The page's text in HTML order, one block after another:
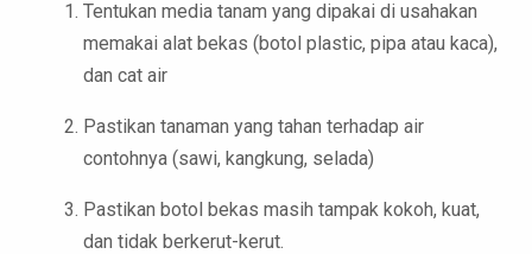
Tentukan media tanam yang dipakai di usahakan
memakai alat bekas (botol plastic, pipa atau kaca),
dan cat air
Pastikan tanaman yang tahan terhadap air
contohnya (sawi, kangkung, selada)
Pastikan botol bekas masih tampak kokoh, kuat,
dan tidak berkerut-kerut.